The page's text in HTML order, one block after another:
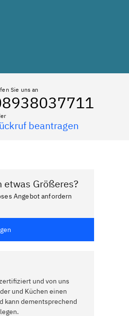
Sie uns an
beantragen
etwas Größeres?
Angebot anfordern
und von uns
und Küchen einen
kann dementsprechend